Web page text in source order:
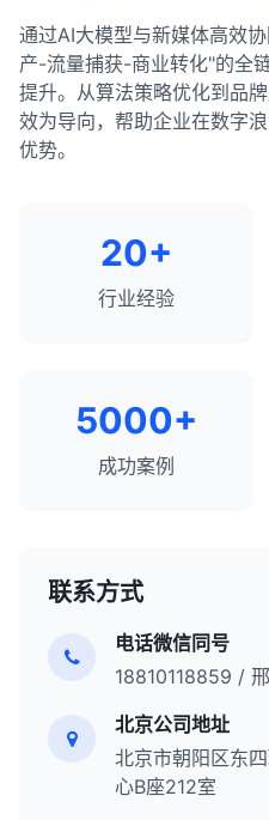
通过AI大模型与新媒体高效
产-流量捕获-商业转化"的全
提升。从算法策略优化到品
效为导向，帮助企业在数字
优势。
20+
行业经验
5000+
成功案例
联系方式
电话微信同号
18810118859 /
北京公司地址
北京市朝阳区东
心B座212室